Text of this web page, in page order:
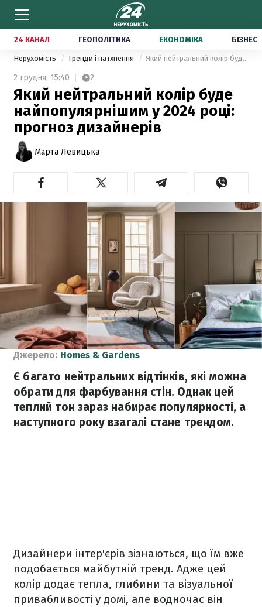
24 КАНАЛ ГЕОПОЛІТИКА ЕКОНОМІКА БІЗНЕС
Нерухомість Тренди і натхнення Який нейтральний колір буде найпопулярнішим у 2024 році: прогноз дизайнерів
2 грудня, 15:40 2
Який нейтральний колір буде
найпопулярнішим у 2024 році:
прогноз дизайнерів
Марта Левицька
Джерело: Homes & Gardens
Є багато нейтральних відтінків, які можна
обрати для фарбування стін. Однак цей
теплий тон зараз набирає популярності, а
наступного року взагалі стане трендом.
Дизайнери інтер'єрів зізнаються, що їм вже
подобається майбутній тренд. Адже цей
колір додає тепла, глибини та візуальної
привабливості у домі, але водночас він